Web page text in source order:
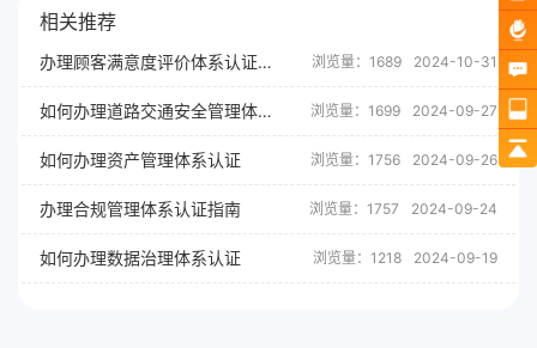
相关推荐
办理顾客满意度评价体系认证有什么用？ 浏览量：1689 2024-10-31
如何办理道路交通安全管理体系认证 浏览量：1699 2024-09-27
如何办理资产管理体系认证 浏览量：1756 2024-09-26
办理合规管理体系认证指南 浏览量：1757 2024-09-24
如何办理数据治理体系认证 浏览量：1218 2024-09-19